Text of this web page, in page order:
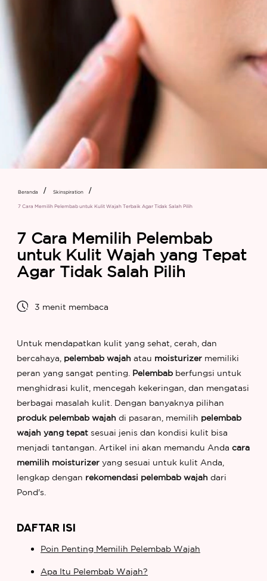
Beranda Skinspiration
7 Cara Memilih Pelembab untuk Kulit Wajah Terbaik Agar Tidak Salah Pilih
7 Cara Memilih Pelembab
untuk Kulit Wajah yang Tepat
Agar Tidak Salah Pilih
3 menit membaca
Untuk mendapatkan kulit yang sehat, cerah, dan
bercahaya, pelembab wajah atau moisturizer memiliki
peran yang sangat penting. Pelembab berfungsi untuk
menghidrasi kulit, mencegah kekeringan, dan mengatasi
berbagai masalah kulit. Dengan banyaknya pilihan
produk pelembab wajah di pasaran, memilih pelembab
wajah yang tepat sesuai jenis dan kondisi kulit bisa
menjadi tantangan. Artikel ini akan memandu Anda cara
memilih moisturizer yang sesuai untuk kulit Anda,
lengkap dengan rekomendasi pelembab wajah dari
Pond's.
DAFTAR ISI
Poin Penting Memilih Pelembab Wajah
Apa Itu Pelembab Wajah?